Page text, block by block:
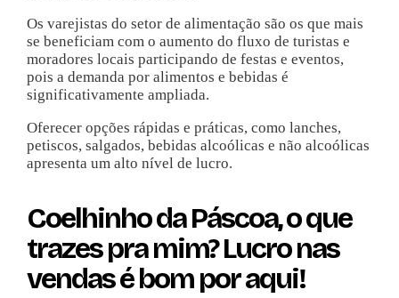
Os varejistas do setor de alimentação são os que mais
se beneficiam com o aumento do fluxo de turistas e
moradores locais participando de festas e eventos,
pois a demanda por alimentos e bebidas é
significativamente ampliada.
Oferecer opções rápidas e práticas, como lanches,
petiscos, salgados, bebidas alcoólicas e não alcoólicas
apresenta um alto nível de lucro.
Coelhinho da Páscoa, o que
trazes pra mim? Lucro nas
vendas é bom por aqui!